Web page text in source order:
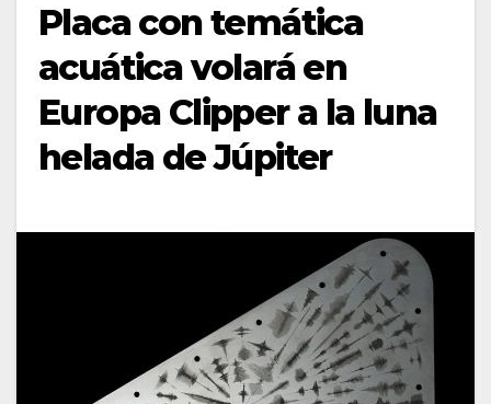
Placa con temática
acuática volará en
Europa Clipper a la luna
helada de Júpiter